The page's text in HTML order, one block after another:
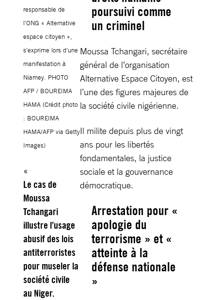
responsable de
l’ONG « Alternative
espace citoyen »,
s’exprime lors d’une
manifestation à
Niamey. PHOTO
AFP / BOUREIMA
HAMA (Crédit photo
: BOUREIMA
HAMA/AFP via Getty
Images)
Le cas de
Moussa
Tchangari
illustre l’usage
abusif des lois
antiterroristes
pour museler la
société civile
au Niger.
poursuivi comme
un criminel
Moussa Tchangari, secrétaire
général de l’organisation
Alternative Espace Citoyen, est
l’une des figures majeures de
la société civile nigérienne.
Il milite depuis plus de vingt
ans pour les libertés
fondamentales, la justice
sociale et la gouvernance
démocratique.
Arrestation pour «
apologie du
terrorisme » et «
atteinte à la
défense nationale
»